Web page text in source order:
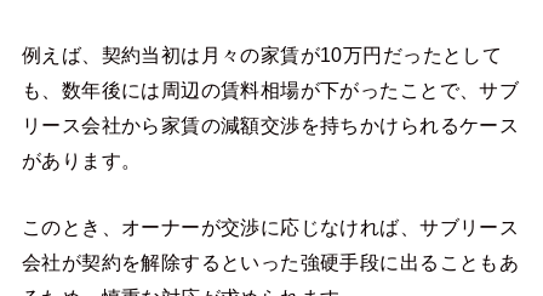
例えば、契約当初は月々の家賃が10万円だったとして
も、数年後には周辺の賃料相場が下がったことで、サブ
リース会社から家賃の減額交渉を持ちかけられるケース
があります。
このとき、オーナーが交渉に応じなければ、サブリース
会社が契約を解除するといった強硬手段に出ることもあ